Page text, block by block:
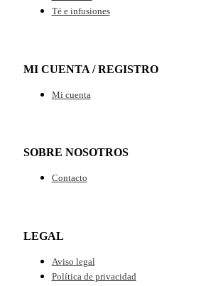
Té e infusiones
MI CUENTA / REGISTRO
Mi cuenta
SOBRE NOSOTROS
Contacto
LEGAL
Aviso legal
Política de privacidad